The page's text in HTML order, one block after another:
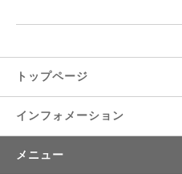
トップページ
インフォメーション
メニュー